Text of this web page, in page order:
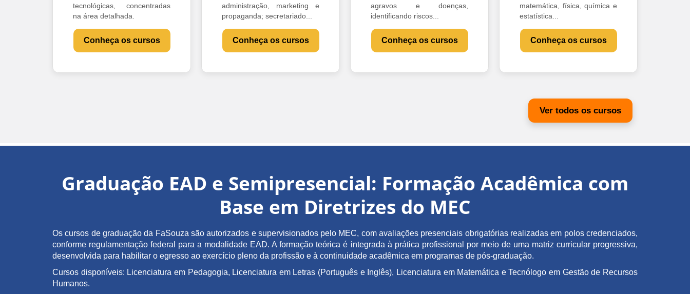
tecnológicas, concentradas
na área detalhada.
Conheça os cursos
administração, marketing e
propaganda; secretariado...
Conheça os cursos
agravos e doenças,
identificando riscos...
Conheça os cursos
matemática, física, química e
estatística...
Conheça os cursos
Ver todos os cursos
Graduação EAD e Semipresencial: Formação Acadêmica com
Base em Diretrizes do MEC
Os cursos de graduação da FaSouza são autorizados e supervisionados pelo MEC, com avaliações presenciais obrigatórias realizadas em polos credenciados,
conforme regulamentação federal para a modalidade EAD. A formação teórica é integrada à prática profissional por meio de uma matriz curricular progressiva,
desenvolvida para habilitar o egresso ao exercício pleno da profissão e à continuidade acadêmica em programas de pós-graduação.
Cursos disponíveis: Licenciatura em Pedagogia, Licenciatura em Letras (Português e Inglês), Licenciatura em Matemática e Tecnólogo em Gestão de Recursos
Humanos.